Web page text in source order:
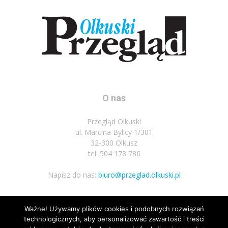
O nas
Przegląd Olkuski
ul. Marcina Bylicy 1/301
32-300 Olkusz
tel: 504 178 786
Napisz do nas: biuro@przeglad.olkuski.pl
Podążaj za nami
Ważne! Używamy plików cookies i podobnych rozwiązań
technologicznych, aby personalizować zawartość i treści